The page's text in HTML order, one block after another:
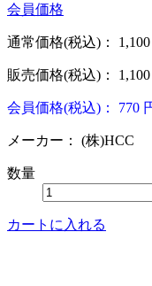
会員価格
通常価格(税込)： 1,100
販売価格(税込)： 1,100
会員価格(税込)： 770
メーカー： (株)HCC
数量
カートに入れる